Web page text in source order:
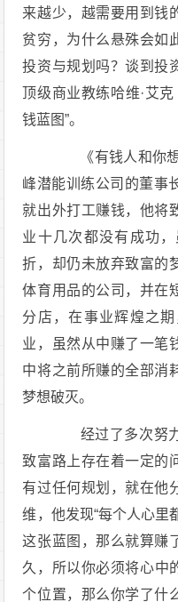
来越少，越需要用到钱
贫穷，为什么悬殊会如
投资与规划吗？谈到投
顶级商业教练哈维·艾
钱蓝图”。
《有钱人和你想
峰潜能训练公司的董事
就出外打工赚钱，他将
业十几次都没有成功
折，却仍未放弃致富的
体育用品的公司，并在
分店，在事业辉煌之
业，虽然从中赚了一笔
中将之前所赚的全部消
梦想破灭。
经过了多次努力
致富路上存在着一定的
有过任何规划，就在他
维，他发现“每个人心里
这张蓝图，那么就算赚
久，所以你必须将心中
个位置，那么你学了什